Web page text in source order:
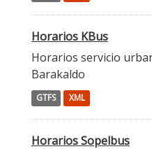
Horarios KBus
Horarios servicio
Barakaldo
GTFS XML
Horarios Sopelbus